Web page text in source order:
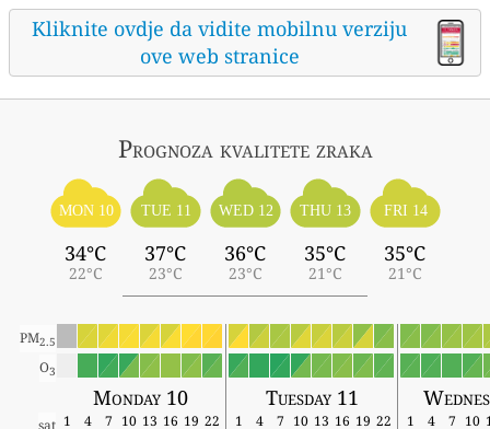
Kliknite ovdje da vidite mobilnu verziju
ove web stranice
Prognoza kvalitete zraka
MON 10
34°C
22°C
TUE 11
37°C
23°C
WED 12
36°C
23°C
THU 13
35°C
21°C
FRI 14
35°C
21°C
PM2.5
O3
Monday 10 Tuesday 11
sat 1 4 7 10 13 16 19 22 1 4 7 10 13 16 19 22 1 4 7 10